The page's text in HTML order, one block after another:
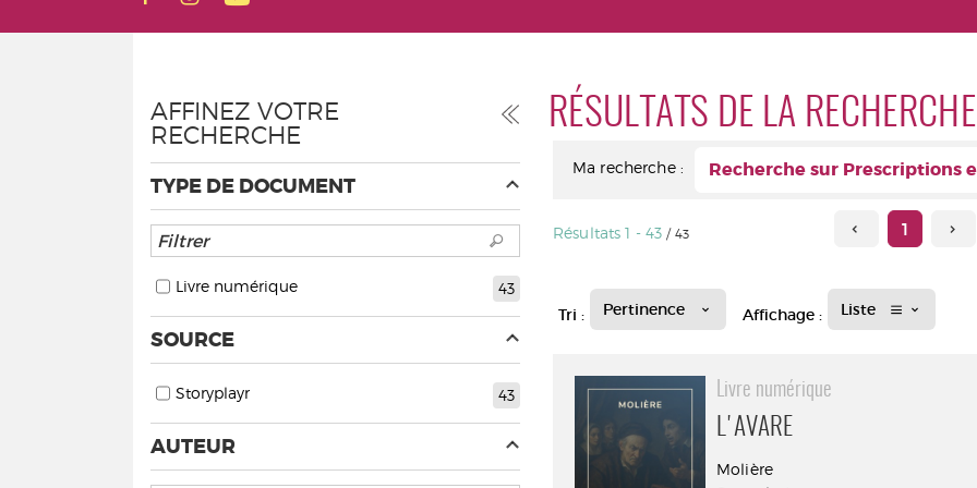
RÉSULTATS DE LA RECHERCHE
Ma recherche : Recherche sur Prescriptions
Résultats1 - 43 / 43 1
Tri : Pertinence Affichage : Liste
Livre numérique
L'AVARE
Molière
AFFINEZ VOTRE
RECHERCHE
TYPE DE DOCUMENT
43
Livre numérique
SOURCE
43
Storyplayr
AUTEUR